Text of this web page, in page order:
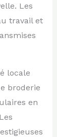
Les
travail et
locale
broderie
en